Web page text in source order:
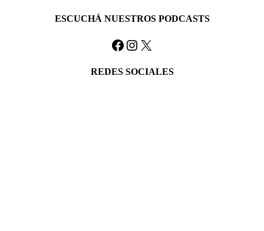
ESCUCHÁ NUESTROS PODCASTS
Facebook
Instagram
X
REDES SOCIALES